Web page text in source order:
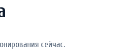
сейчас.